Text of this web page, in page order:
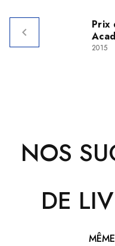
navigate_before
Prix
2015
NOS
DE